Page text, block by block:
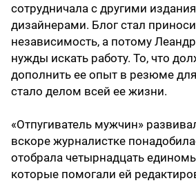
сотрудничала с другими
дизайнерами. Блог стал
независимость, а потому
нужды искать работу. То, что
дополнить ее опыт в резюме
стало делом всей ее жизни.
«Отпугиватель мужчин»
вскоре журналистке
отобрала четырнадцать
которые помогали ей